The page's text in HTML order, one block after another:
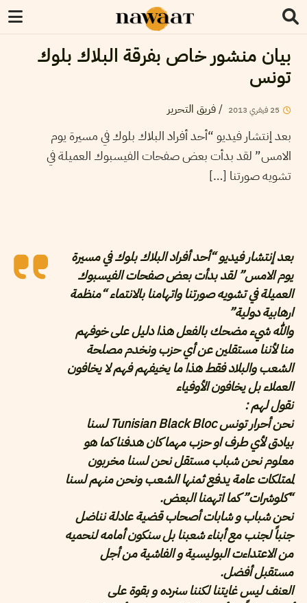
بيان منشور خاص بفرقة البلاك بلوك
تونس
25 فيفري 2013
/فريق التحرير
بعد إنتشار فيديو “أحد أفراد البلاك بلوك في مسيرة يوم
الامس” لقد بدأت بعض صفحات الفيسبوك العميلة في
تشويه صورتنا […]
بعد إنتشار فيديو “أحد أفراد البلاك بلوك في مسيرة
يوم الامس” لقد بدأت بعض صفحات الفيسبوك
العميلة في تشويه صورتنا واتهامنا بالانتماء “منظمة
ارهابية دولية”
والله شيء مضحك بالفعل هذا دليل على خوفهم
منا لأننا مستقلين عن أي حزب ونخدم مصلحة
الشعب والبلاد فقط هذا ما يخيفهم فهم لا يخافون
العملاء بل يخافون الأوفياء
نقول لهم :
نحن أحرار تونس Tunisian Black Bloc لسنا
بيادق لأي طرف او حزب مهما كان هدفنا كما هو
معلوم نحن شباب مستقل نحن لسنا مخربون
لممتلكات عامة يدفع ثمنها الشعب ونحن منهم لسنا
“كلوشرات” كما اتهمنا البعض.
نحن شباب و شابات أصحاب قضية عادلة نناضل
جنباً لجنب مع أبناء شعبنا بل سنكون أمامه لنحميه
من الاعتداءت البوليسية و الفاشية من أجل
مستقبل أفضل.
العنف ليس غايتنا لكننا سنرده و بقوة على